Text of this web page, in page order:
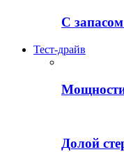
С
Тест-драйв
Мощности
Долой